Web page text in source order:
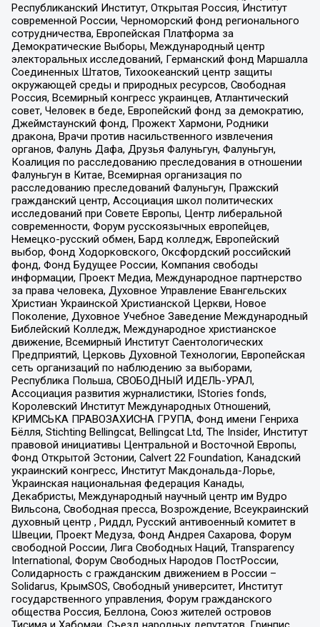
Республиканский Институт, Открытая Россия, Институт
современной России, Черноморский фонд регионального
сотрудничества, Европейская Платформа за
Демократические Выборы, Международный центр
электоральных исследований, Германский фонд Маршалла
Соединенных Штатов, Тихоокеанский центр защиты
окружающей среды и природных ресурсов, Свободная
Россия, Всемирный конгресс украинцев, Атлантический
совет, Человек в беде, Европейский фонд за демократию,
Джеймстаунский фонд, Прожект Хармони, Родники
дракона, Врачи против насильственного извлечения
органов, Фалунь Дафа, Друзья Фалуньгун, Фалуньгун,
Коалиция по расследованию преследования в отношении
Фалуньгун в Китае, Всемирная организация по
расследованию преследований Фалуньгун, Пражский
гражданский центр, Ассоциация школ политических
исследований при Совете Европы, Центр либеральной
современности, Форум русскоязычных европейцев,
Немецко-русский обмен, Бард колледж, Европейский
выбор, Фонд Ходорковского, Оксфордский российский
фонд, Фонд Будущее России, Компания свободы
информации, Проект Медиа, Международное партнерство
за права человека, Духовное Управление Евангельских
Христиан Украинской Христианской Церкви, Новое
Поколение, Духовное Учебное Заведение Международный
Библейский Колледж, Международное христианское
движение, Всемирный Институт Саентологических
Предприятий, Церковь Духовной Технологии, Европейская
сеть организаций по наблюдению за выборами,
Республика Польша, СВОБОДНЫЙ ИДЕЛЬ-УРАЛ,
Ассоциация развития журналистики, IStories fonds,
Королевский Институт Международных Отношений,
КРИМСЬКА ПРАВОЗАХИСНА ГРУПА, Фонд имени Генриха
Бёлля, Stichting Bellingcat, Bellingcat Ltd, The Insider, Институт
правовой инициативы Центральной и Восточной Европы,
Фонд Открытой Эстонии, Calvert 22 Foundation, Канадский
украинский конгресс, Институт Макдональда-Лорье,
Украинская национальная федерация Канады,
Декабристы, Международный научный центр им Вудро
Вильсона, Свободная пресса, Возрождение, Всеукраинский
духовный центр , Риддл, Русский антивоенный комитет в
Швеции, Проект Медуза, Фонд Андрея Сахарова, Форум
свободной России, Лига Свободных Наций, Transparеncy
International, Форум Свободных Народов ПостРоссии,
Солидарность с гражданским движением в России –
Solidarus, КрымSOS, Свободный университет, Институт
государственного управления, Форум гражданского
общества Россия, Беллона, Союз жителей островов